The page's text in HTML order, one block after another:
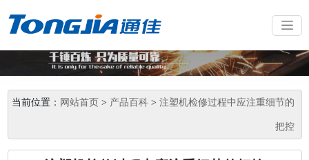
当前位置： 网站首页 > 产品百科> 注塑机检修过程中应注重细节的
把控